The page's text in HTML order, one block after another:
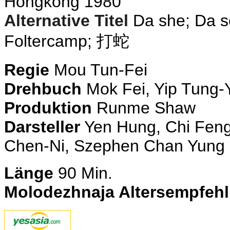
Alternative Titel Da she; Da
Foltercamp; 打蛇
Regie Mou Tun-Fei
Drehbuch Mok Fei, Yip Tung-
Produktion Runme Shaw
Darsteller Yen Hung, Chi
Chen-Ni, Szephen Chan Yung
Länge 90 Min.
Molodezhnaja